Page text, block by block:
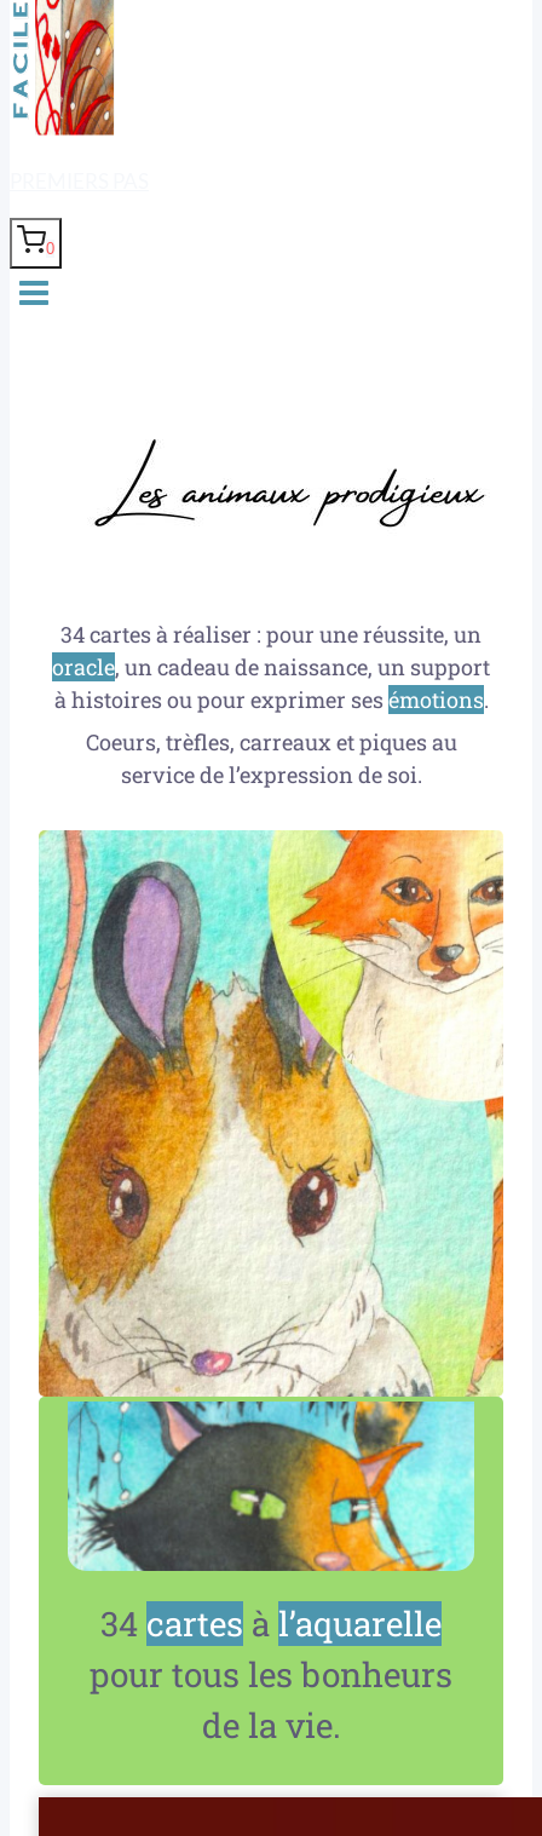
0
34 cartes à réaliser : pour une réussite, un
oracle, un cadeau de naissance, un support
à histoires ou pour exprimer sesémotions.
Coeurs, trèfles, carreaux et piques au
service de l’expression de soi.
34 cartes à l’aquarelle
pour tous les bonheurs
de la vie.